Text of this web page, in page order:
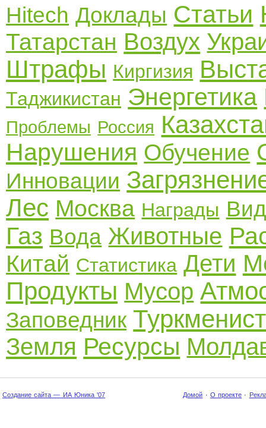
Hitech Доклады Статьи
Татарстан Воздух
Штрафы Киргизия
Таджикистан Энергетика
Проблемы Россия
Нарушения Обучение
Инновации
Лес Москва Награды
Газ Вода Животные
Китай Статистика Дети
Продукты Мусор
Заповедник
Земля Ресурсы
Создание сайта — ИА Юника '07 Домой · О проекте ·